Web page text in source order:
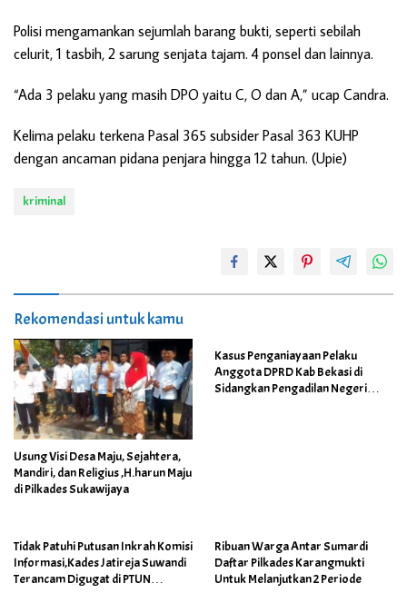
Polisi mengamankan sejumlah barang bukti, seperti sebilah
celurit, 1 tasbih, 2 sarung senjata tajam. 4 ponsel dan lainnya.
“Ada 3 pelaku yang masih DPO yaitu C, O dan A,” ucap Candra.
Kelima pelaku terkena Pasal 365 subsider Pasal 363 KUHP
dengan ancaman pidana penjara hingga 12 tahun. (Upie)
kriminal
Rekomendasi untuk kamu
Usung Visi Desa Maju, Sejahtera,
Mandiri, dan Religius ,H.harun Maju
di Pilkades Sukawijaya
Kasus Penganiayaan Pelaku
Anggota DPRD Kab Bekasi di
Sidangkan Pengadilan Negeri
Tidak Patuhi Putusan Inkrah Komisi
Informasi,Kades Jatireja Suwandi
Terancam Digugat di PTUN
Ribuan Warga Antar Sumardi
Daftar Pilkades Karangmukti
Untuk Melanjutkan 2 Periode